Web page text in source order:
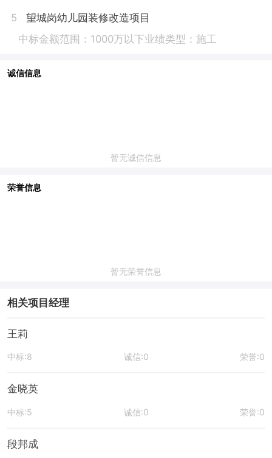
5
望城岗幼儿园装修改造项目
中标金额范围：1000万以下业绩类型：施工
诚信信息
暂无诚信信息
荣誉信息
暂无荣誉信息
相关项目经理
王莉
中标:8 诚信:0 荣誉:0
金晓英
中标:5 诚信:0 荣誉:0
段邦成